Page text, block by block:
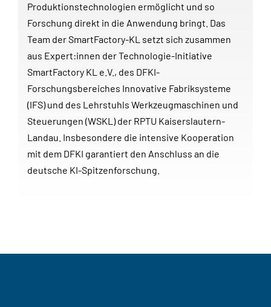
Produktionstechnologien ermöglicht und so
Forschung direkt in die Anwendung bringt. Das
Team der SmartFactory-KL setzt sich zusammen
aus Expert:innen der Technologie-Initiative
SmartFactory KL e.V., des DFKI-
Forschungsbereiches Innovative Fabriksysteme
(IFS) und des Lehrstuhls Werkzeugmaschinen und
Steuerungen (WSKL) der RPTU Kaiserslautern-
Landau. Insbesondere die intensive Kooperation
mit dem DFKI garantiert den Anschluss an die
deutsche KI-Spitzenforschung.